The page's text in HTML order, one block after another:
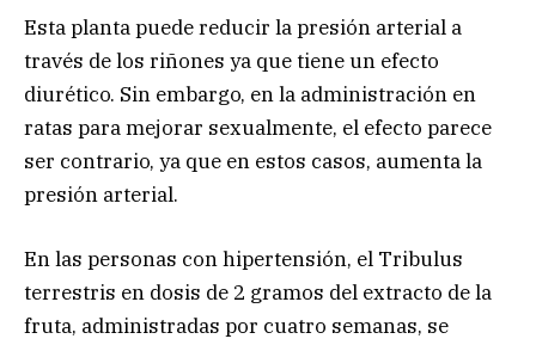
Esta planta puede reducir la presión arterial a
través de los riñones ya que tiene un efecto
diurético. Sin embargo, en la administración en
ratas para mejorar sexualmente, el efecto parece
ser contrario, ya que en estos casos, aumenta la
presión arterial.
En las personas con hipertensión, el Tribulus
terrestris en dosis de 2 gramos del extracto de la
fruta, administradas por cuatro semanas, se